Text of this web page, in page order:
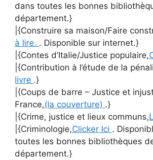
dans toutes les bonnes
département.}
|{Construire sa maison/Faire
à lire. . Disponible sur internet.}
|{Contes d’Italie/Justice populaire,
|{Contribution à l’étude de la
livre .}
|{Coups de barre – Justice et
France,(la couverture) .}
|{Crime, justice et lieux communs,
|{Criminologie,Clicker Ici .
toutes les bonnes bibliothèques
département.}